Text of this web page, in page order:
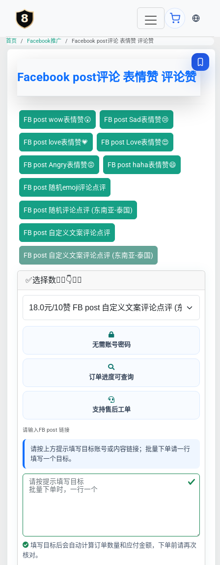
当前语
首页 Facebook推广 Facebook post评论 表情赞 评论赞
Facebook post评论 表情赞 评论赞
FB post wow表情赞😲 FB post Sad表情赞😢
FB post love表情赞💗 FB post Love表情赞😍
FB post Angry表情赞😡 FB post haha表情赞😄
FB post 随机emoji评论点评
FB post 随机评论点评 (东南亚-泰国)
FB post 自定义文案评论点评
FB post 自定义文案评论点评 (东南亚-泰国)
✅​选择数👇🏻​​👇👇🏻​​
无需账号密码
订单进度可查询
支持售后工单
请输入FB post 链接
请按上方提示填写目标账号或内容链接；批量下单请一行
填写一个目标。
填写目标后会自动计算订单数量和应付金额，下单前请再次
核对。